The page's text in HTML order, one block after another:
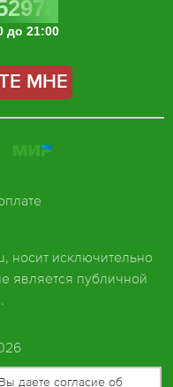
до 21:00
МНЕ
носит исключительно
является публичной
даете согласие об